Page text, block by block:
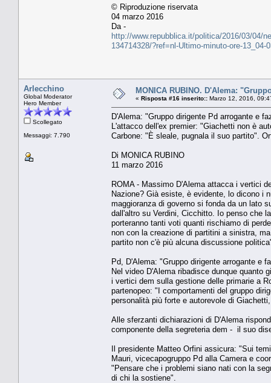
© Riproduzione riservata
04 marzo 2016
Da -
http://www.repubblica.it/politica/2016/03/04/
134714328/?ref=nl-Ultimo-minuto-ore-13_04-
Arlecchino
Global Moderator
Hero Member
Scollegato
Messaggi: 7.790
MONICA RUBINO. D'Alema:
« Risposta #16 inserito:: Marzo 12, 2016,
D'Alema: "Gruppo dirigente Pd arrogante e
L'attacco dell'ex premier: "Giachetti non è
Carbone: "È sleale, pugnala il suo partito".
Di MONICA RUBINO
11 marzo 2016
ROMA - Massimo D'Alema attacca i vertici
Nazione? Già esiste, è evidente, lo dicono i
maggioranza di governo si fonda da un lato
dall'altro su Verdini, Cicchitto. Io penso che
porteranno tanti voti quanti rischiamo di
non con la creazione di partitini a sinistra,
partito non c'è più alcuna discussione
Pd, D'Alema: "Gruppo dirigente arrogante e
Nel video D'Alema ribadisce dunque quanto
i vertici dem sulla gestione delle primarie a
partenopeo: "I comportamenti del gruppo
personalità più forte e autorevole di
Alle sferzanti dichiarazioni di D'Alema
componente della segreteria dem - il suo
Il presidente Matteo Orfini assicura: "Sui
Mauri, vicecapogruppo Pd alla Camera e
"Pensare che i problemi siano nati con la
di chi la sostiene".